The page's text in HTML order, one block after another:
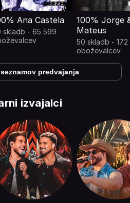
Ana Castela
skladb - 65 599
100% Jorge
Mateus
50 skladb -
oboževalcev
predvajanja
izvajalci